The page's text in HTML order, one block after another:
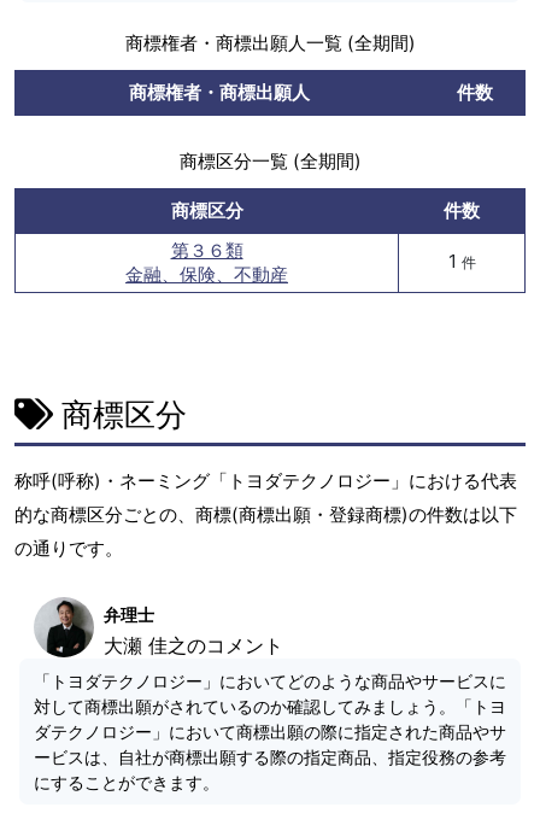
商標権者・商標出願人一覧 (全期間)
商標権者・商標出願人 件数
商標区分一覧 (全期間)
商標区分
件数
第３６類
金融、保険、不動産
1 件
商標区分
称呼(呼称)・ネーミング「トヨダテクノロジー」における代表
的な商標区分ごとの、商標(商標出願・登録商標)の件数は以下
の通りです。
弁理士
大瀬 佳之のコメント
「トヨダテクノロジー」においてどのような商品やサービスに
対して商標出願がされているのか確認してみましょう。「トヨ
ダテクノロジー」において商標出願の際に指定された商品やサ
ービスは、自社が商標出願する際の指定商品、指定役務の参考
にすることができます。